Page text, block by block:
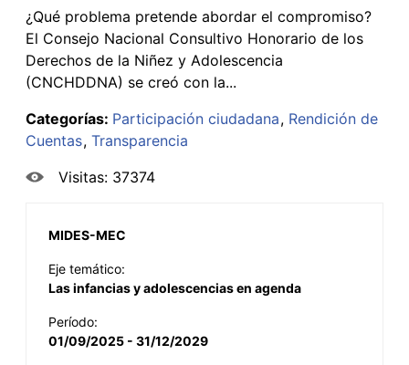
¿Qué problema pretende abordar el compromiso?
El Consejo Nacional Consultivo Honorario de los
Derechos de la Niñez y Adolescencia
(CNCHDDNA) se creó con la...
Categorías: Participación ciudadana Rendición de
Cuentas Transparencia
Visitas: 37374
MIDES-MEC
Eje temático:
Las infancias y adolescencias en agenda
Período:
01/09/2025 - 31/12/2029